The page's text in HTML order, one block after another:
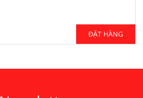
ĐẶT HÀNG